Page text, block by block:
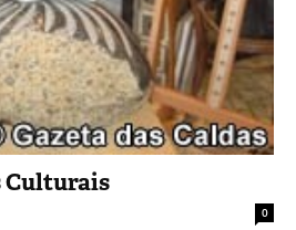
Culturais
0